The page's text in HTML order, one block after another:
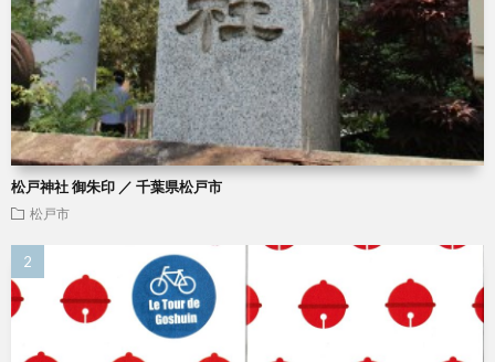
松戸神社 御朱印 ／ 千葉県松戸市
松戸市